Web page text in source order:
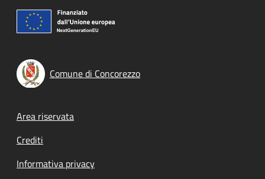
Comune di Concorezzo
Footer menu
Area riservata
Crediti
Informativa privacy